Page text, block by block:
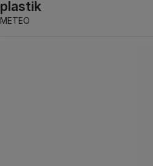
plastik
METEO